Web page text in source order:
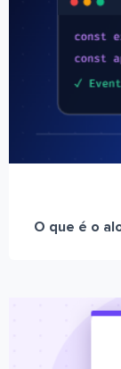
O que é o